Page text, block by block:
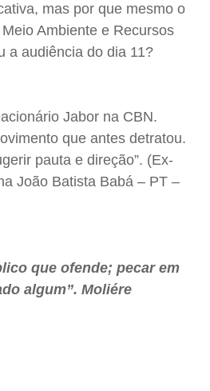
mas por que mesmo o
Ambiente e Recursos
a audiência do dia 11?
Jabor na CBN.
que antes detratou.
pauta e direção”. (Ex-
João Batista Babá – PT –
que ofende; pecar em
algum”. Moliére